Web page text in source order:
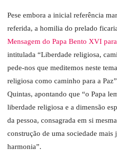
Pese embora a inicial referência
referida, a homilia do prelado
Mensagem do Papa Bento XVI
intitulada “Liberdade religiosa,
pede-nos que meditemos neste
religiosa como caminho para a
Quintas, apontando que “o Papa
liberdade religiosa e a dimensão
da pessoa, consagrada em si
construção de uma sociedade
harmonia”.